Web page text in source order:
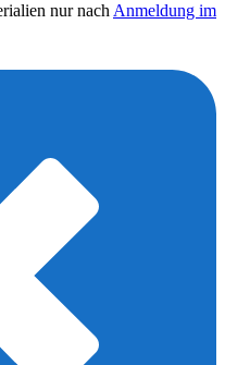
nur nach Anmeldung im